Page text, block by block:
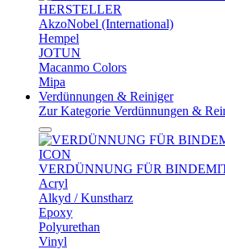
HERSTELLER
AkzoNobel (International)
Hempel
JOTUN
Macanmo Colors
Mipa
Verdünnungen & Reiniger
Zur Kategorie Verdünnungen &
VERDÜNNUNG FÜR
Acryl
Alkyd / Kunstharz
Epoxy
Polyurethan
Vinyl